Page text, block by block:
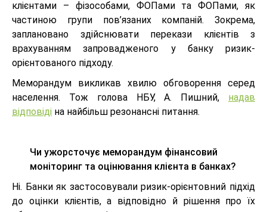
клієнтами – фізособами, ФОПами та ФОПами, як
частиною групи пов’язаних компаній. Зокрема,
заплановано здійснювати перекази клієнтів з
врахуванням запровадженого у банку ризик-
орієнтованого підходу.
Меморандум викликав хвилю обговорення серед
населення. Тож голова НБУ, А. Пишний, надав
відповіді на найбільш резонансні питання.
Чи ужорсточує меморандум фінансовий
моніторинг та оцінювання клієнта в банках?
Ні. Банки як застосовували ризик-орієнтовний підхід
до оцінки клієнтів, а відповідно й рішення про їх